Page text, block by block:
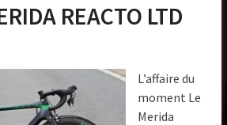
REACTO LTD
L’affaire du
moment Le
Merida